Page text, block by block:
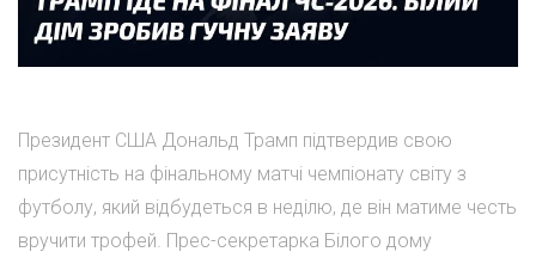
Президент США Дональд Трамп підтвердив свою
присутність на фінальному матчі чемпіонату світу з
футболу, який відбудеться в неділю, де він матиме честь
вручити трофей. Прес-секретарка Білого дому